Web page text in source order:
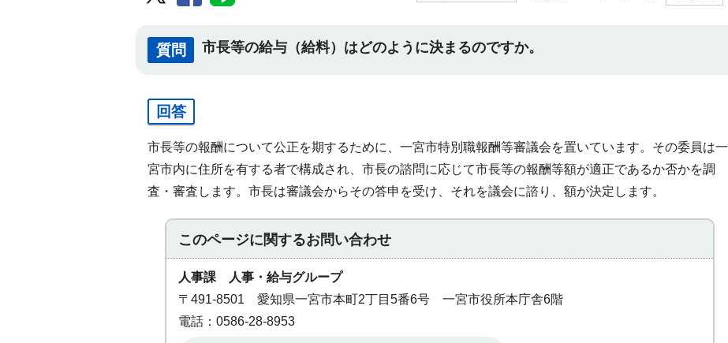
質問 市長等の給与（給料）はどのように決まるのですか。
回答
市長等の報酬について公正を期するために、一宮市特別職報酬等審議会を置いています。その委員は一
宮市内に住所を有する者で構成され、市長の諮問に応じて市長等の報酬等額が適正であるか否かを調
査・審査します。市長は審議会からその答申を受け、それを議会に諮り、額が決定します。
このページに関するお問い合わせ
人事課 人事・給与グループ
〒491-8501 愛知県一宮市本町2丁目5番6号 一宮市役所本庁舎6階
電話：0586-28-8953